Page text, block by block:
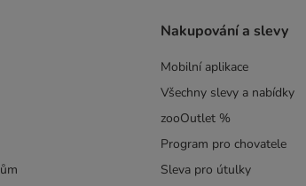
Nakupování a slevy
Mobilní aplikace
Všechny slevy a nabídky
zooOutlet %
Program pro chovatele
Sleva pro útulky